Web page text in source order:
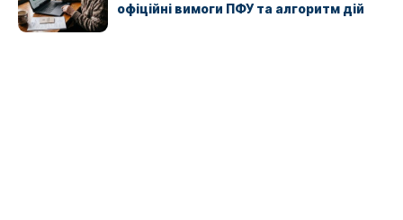
офіційні вимоги ПФУ та алгоритм дій